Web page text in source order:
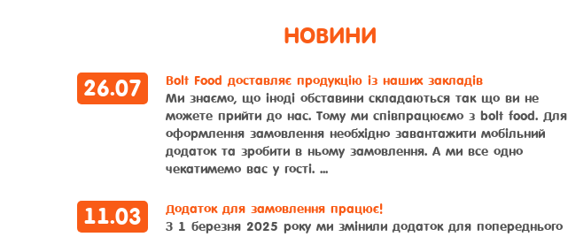
НОВИНИ
26.07
Bolt Food доставляє продукцію із наших закладів
Ми знаємо, що іноді обставини складаються так що ви не
можете прийти до нас. Тому ми співпрацюємо з bolt food. Для
оформлення замовлення необхідно завантажити мобільний
додаток та зробити в ньому замовлення. А ми все одно
чекатимемо вас у гості. ...
11.03
Додаток для замовлення працює!
З 1 березня 2025 року ми змінили додаток для попереднього